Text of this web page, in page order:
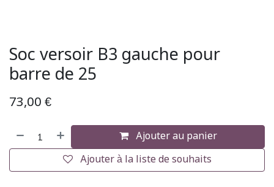
Soc versoir B3 gauche pour
barre de 25
73,00 €
Ajouter au panier
Ajouter à la liste de souhaits